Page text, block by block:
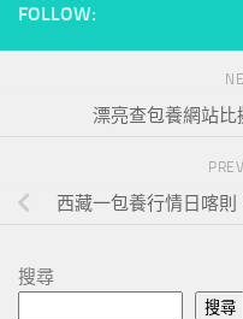
FOLLOW:
漂亮查包養網站
西藏一包養行情日喀
搜尋
搜尋